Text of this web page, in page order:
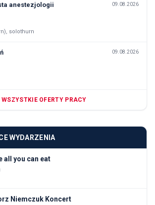
anestezjologii 09.08.2026
solothurn
09.08.2026
WSZYSTKIE OFERTY PRACY
WYDARZENIA
all you can eat
Niemczuk Koncert